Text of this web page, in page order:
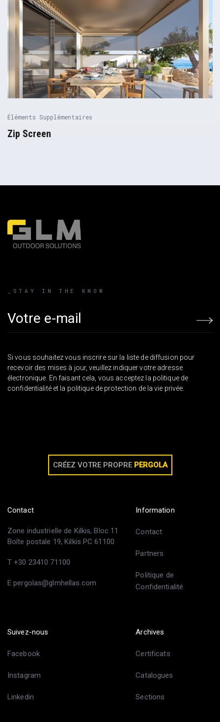
Éléments Supplémentaires
Zip Screen
_STAY IN THE KNOW
Email address
Si vous souhaitez vous inscrire sur la liste de diffusion pour
recevoir des mises à jour, veuillez indiquer votre adresse
électronique. En faisant cela, vous acceptez la politique de
confidentialité et la politique de protection de la vie privée.
CRÉEZ VOTRE PROPRE PERGOLA
Contact
Zone industrielle de Kilkis, Bloc 11
Boîte postale 19, Kilkis PC 61100
T +30 23410 71100
E pergolas@glmhellas.com
Information
Contact
Partners
Politique de
Confidentialité
Suivez-nous
Facebook
Instagram
Linkedin
Archives
Certificats
Catalogues
Sections